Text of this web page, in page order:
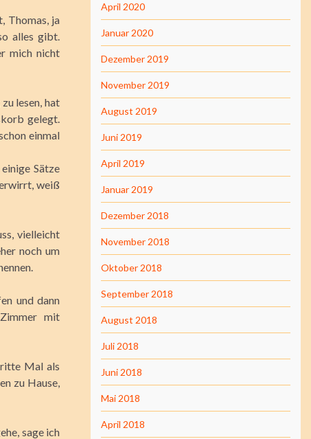
Thomas, ja
alles gibt.
mich nicht
lesen, hat
gelegt.
einmal
Sätze
weiß
vielleicht
noch um
und dann
mit
Mal als
zu Hause,
sage ich
April 2020
Januar 2020
Dezember 2019
November 2019
August 2019
Juni 2019
April 2019
Januar 2019
Dezember 2018
November 2018
Oktober 2018
September 2018
August 2018
Juli 2018
Juni 2018
Mai 2018
April 2018